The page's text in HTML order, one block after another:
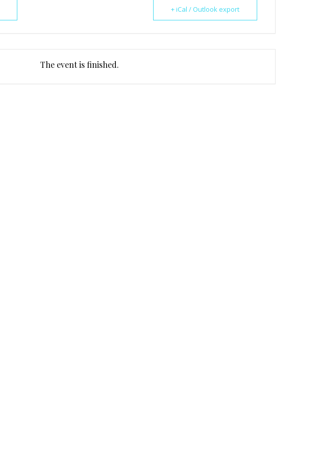
+ iCal / Outlook export
The event is finished.